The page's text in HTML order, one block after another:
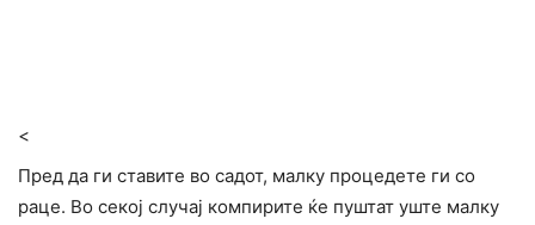
<
Пред да ги ставите во садот, малку процедете ги со
раце. Во секој случај компирите ќе пуштат уште малку